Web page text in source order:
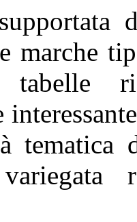
marche
tematica